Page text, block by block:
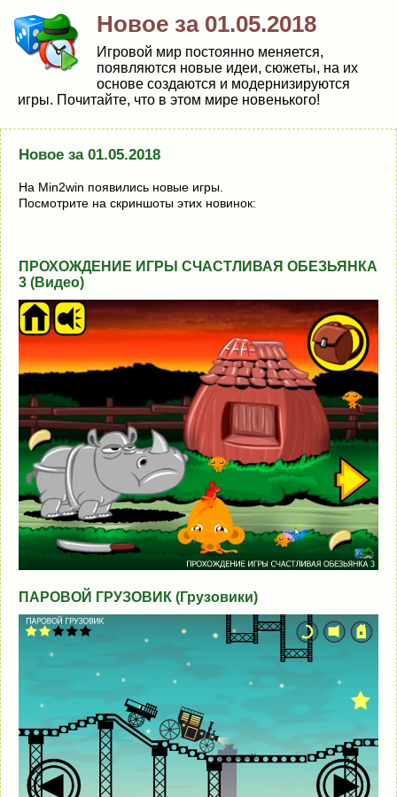
Новое за 01.05.2018
Игровой мир постоянно меняется,
появляются новые идеи, сюжеты, на их
основе создаются и модернизируются
игры. Почитайте, что в этом мире новенького!
Новое за 01.05.2018
На Min2win появились новые игры.
Посмотрите на скриншоты этих новинок:
ПРОХОЖДЕНИЕ ИГРЫ СЧАСТЛИВАЯ ОБЕЗЬЯНКА
3 (Видео)
ПАРОВОЙ ГРУЗОВИК (Грузовики)